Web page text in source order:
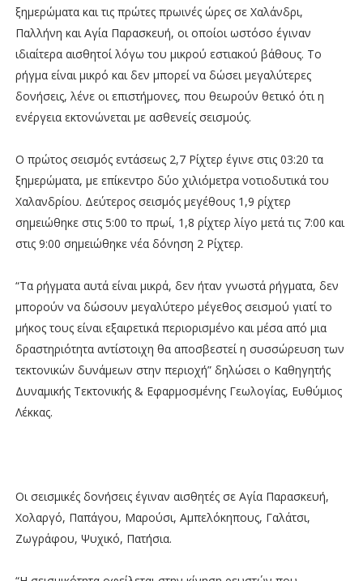
ξημερώματα και τις πρώτες πρωινές ώρες σε Χαλάνδρι,
Παλλήνη και Αγία Παρασκευή, οι οποίοι ωστόσο έγιναν
ιδιαίτερα αισθητοί λόγω του μικρού εστιακού βάθους. Το
ρήγμα είναι μικρό και δεν μπορεί να δώσει μεγαλύτερες
δονήσεις, λένε οι επιστήμονες, που θεωρούν θετικό ότι η
ενέργεια εκτονώνεται με ασθενείς σεισμούς.
Ο πρώτος σεισμός εντάσεως 2,7 Ρίχτερ έγινε στις 03:20 τα
ξημερώματα, με επίκεντρο δύο χιλιόμετρα νοτιοδυτικά του
Χαλανδρίου. Δεύτερος σεισμός μεγέθους 1,9 ρίχτερ
σημειώθηκε στις 5:00 το πρωί, 1,8 ρίχτερ λίγο μετά τις 7:00 και
στις 9:00 σημειώθηκε νέα δόνηση 2 Ρίχτερ.
“Τα ρήγματα αυτά είναι μικρά, δεν ήταν γνωστά ρήγματα, δεν
μπορούν να δώσουν μεγαλύτερο μέγεθος σεισμού γιατί το
μήκος τους είναι εξαιρετικά περιορισμένο και μέσα από μια
δραστηριότητα αντίστοιχη θα αποσβεστεί η συσσώρευση των
τεκτονικών δυνάμεων στην περιοχή” δηλώσει ο Καθηγητής
Δυναμικής Τεκτονικής & Εφαρμοσμένης Γεωλογίας, Ευθύμιος
Λέκκας.
Οι σεισμικές δονήσεις έγιναν αισθητές σε Αγία Παρασκευή,
Χολαργό, Παπάγου, Μαρούσι, Αμπελόκηπους, Γαλάτσι,
Ζωγράφου, Ψυχικό, Πατήσια.